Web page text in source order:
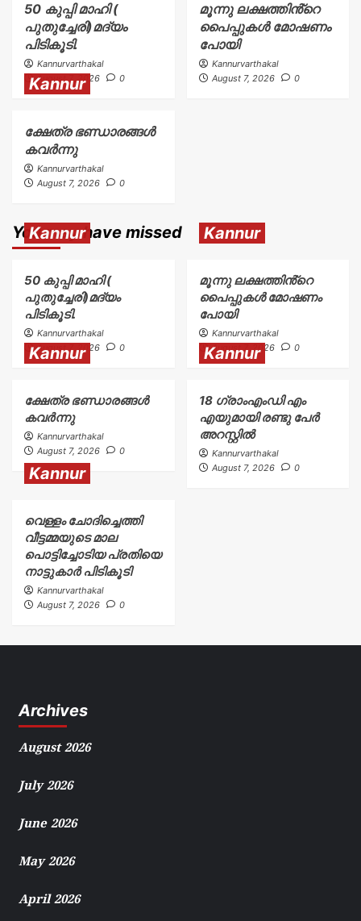
50 കുപ്പി മാഹി (
പുതുച്ചേരി)മദ്യം
പിടികൂടി.
Kannurvarthakal
August 7, 2026
0
മൂന്നു ലക്ഷത്തിൻ്റെ
പൈപ്പുകൾ മോഷണം
പോയി
Kannurvarthakal
August 7, 2026
0
Kannur
ക്ഷേത്ര ഭണ്ഡാരങ്ങൾ
കവർന്നു
Kannurvarthakal
August 7, 2026
0
You may have missed
Kannur
50 കുപ്പി മാഹി (
പുതുച്ചേരി)മദ്യം
പിടികൂടി.
Kannurvarthakal
August 7, 2026
0
Kannur
മൂന്നു ലക്ഷത്തിൻ്റെ
പൈപ്പുകൾ മോഷണം
പോയി
Kannurvarthakal
August 7, 2026
0
Kannur
ക്ഷേത്ര ഭണ്ഡാരങ്ങൾ
കവർന്നു
Kannurvarthakal
August 7, 2026
0
Kannur
18 ഗ്രാംഎംഡി എം
എയുമായി രണ്ടു പേർ
അറസ്റ്റിൽ
Kannurvarthakal
August 7, 2026
0
Kannur
വെള്ളം ചോദിച്ചെത്തി
വീട്ടമ്മയുടെ മാല
പൊട്ടിച്ചോടിയ പ്രതിയെ
നാട്ടുകാർ പിടികൂടി
Kannurvarthakal
August 7, 2026
0
Archives
August 2026
July 2026
June 2026
May 2026
April 2026